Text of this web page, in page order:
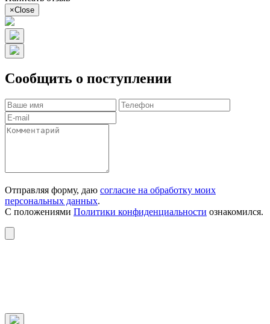
×Close
Сообщить о поступлении
Отправляя форму, даю согласие на обработку моих
персональных данных.
С положениями Политики конфиденциальности ознакомился.